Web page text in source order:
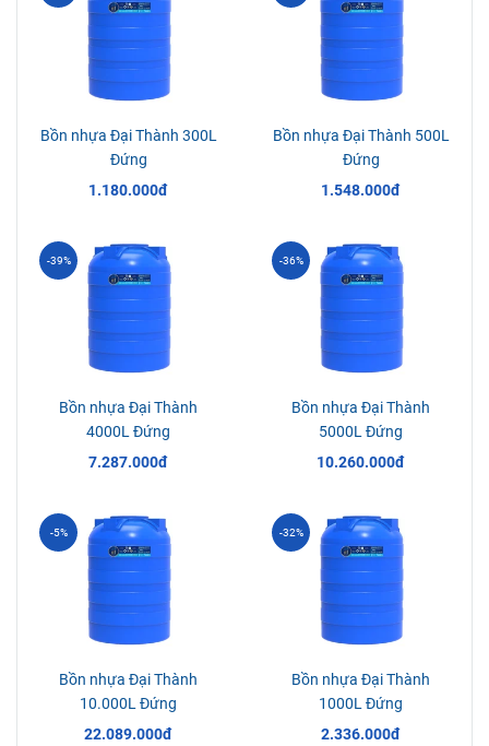
Bồn nhựa Đại Thành 300L
Đứng
1.180.000đ
Bồn nhựa Đại Thành 500L
Đứng
1.548.000đ
Bồn nhựa Đại Thành
4000L Đứng
7.287.000đ
-39%
Bồn nhựa Đại Thành
5000L Đứng
10.260.000đ
-36%
Bồn nhựa Đại Thành
10.000L Đứng
22.089.000đ
-5%
Bồn nhựa Đại Thành
1000L Đứng
2.336.000đ
-32%